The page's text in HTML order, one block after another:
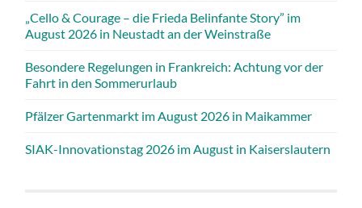
„Cello & Courage – die Frieda Belinfante Story” im
August 2026 in Neustadt an der Weinstraße
Besondere Regelungen in Frankreich: Achtung vor der
Fahrt in den Sommerurlaub
Pfälzer Gartenmarkt im August 2026 in Maikammer
SIAK-Innovationstag 2026 im August in Kaiserslautern